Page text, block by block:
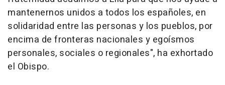
mantenernos unidos a todos los españoles, en
solidaridad entre las personas y los pueblos, por
encima de fronteras nacionales y egoísmos
personales, sociales o regionales", ha exhortado
el Obispo.